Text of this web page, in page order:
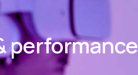
performance